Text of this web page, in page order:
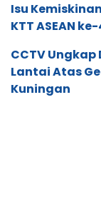
Isu
KTT ASEAN
CCTV
Lantai Atas
Kuningan